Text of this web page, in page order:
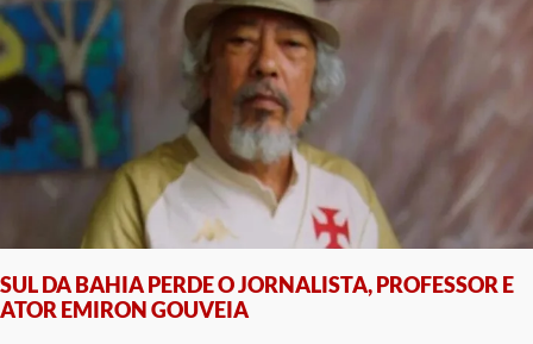
SUL DA BAHIA PERDE O JORNALISTA, PROFESSOR E
ATOR EMIRON GOUVEIA